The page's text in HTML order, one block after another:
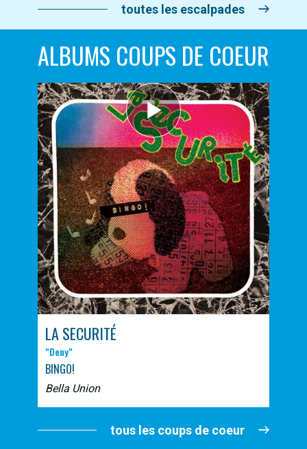
toutes les escalpades
ALBUMS COUPS DE COEUR
LA SECURITÉ
"Deny"
BINGO!
Bella Union
tous les coups de coeur